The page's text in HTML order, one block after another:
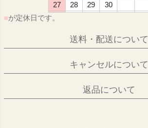
27
28 29
30
■が定休日です。
送料・配送について
キャンセルについて
返品について